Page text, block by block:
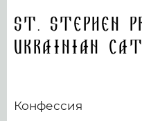
St. Stephen
Ukrainian
Конфессия